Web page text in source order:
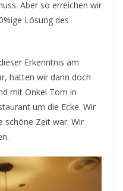
Aber so erreichen wir
Lösung des
Erkenntnis am
hatten wir dann doch
mit Onkel Tom in
um die Ecke. Wir
schöne Zeit war. Wir